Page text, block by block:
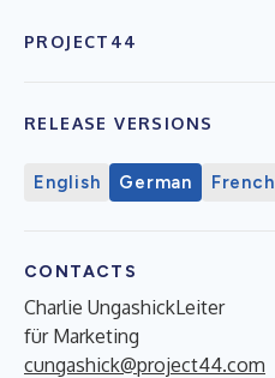
PROJECT44
RELEASE VERSIONS
English German French
CONTACTS
Charlie UngashickLeiter
für Marketing
cungashick@project44.com